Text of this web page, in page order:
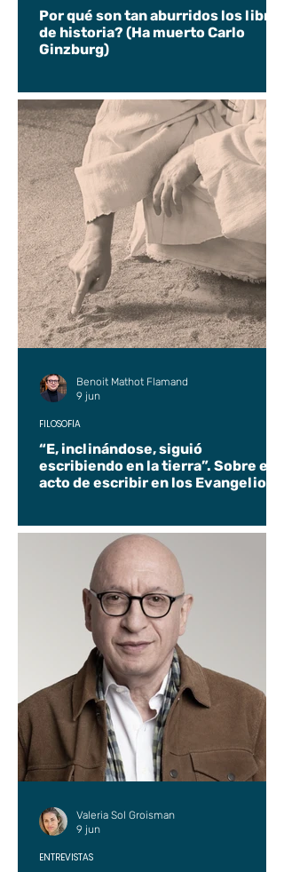
Por qué son tan aburridos los libros
de historia? (Ha muerto Carlo
Ginzburg)
“E, inclinándose, siguió
escribiendo en la tierra”. Sobre el
acto de escribir en los Evangelios.
FILOSOFÍA
Benoit Mathot Flamand
9 jun
ENTREVISTAS
Valeria Sol Groisman
9 jun